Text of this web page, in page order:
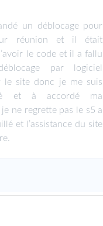
un déblocage pour
réunion et il était
le code et il a fallu
par logiciel
le site donc je me suis
et à accordé ma
ne regrette pas le s5 a
et l’assistance du site